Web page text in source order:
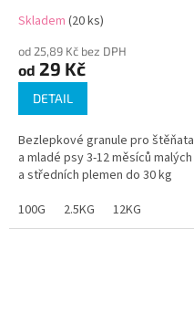
Skladem (20 ks)
od 25,89 Kč bez DPH
od 29 Kč
DETAIL
Bezlepkové granule pro štěňata
a mladé psy 3-12 měsíců malých
a středních plemen do 30 kg
100G
2.5KG 12KG